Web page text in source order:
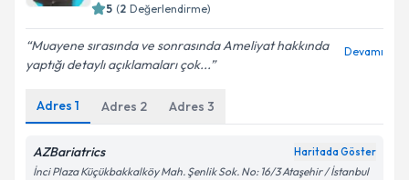
Kişisel verilerimin işlenmesine ilişkin
kapsamda işlenmesini kabul ediyorum.
Takvim Talebini Gönder
5 (2 Değerlendirme)
Muayene sırasında ve sonrasında Ameliyat hakkında
yaptığı detaylı açıklamaları çok...
Devamı
Adres 1 Adres 2 Adres 3
AZBariatrics Haritada Göster
İnci Plaza Küçükbakkalköy Mah. Şenlik Sok. No: 16/3 Ataşehir / İstanbul